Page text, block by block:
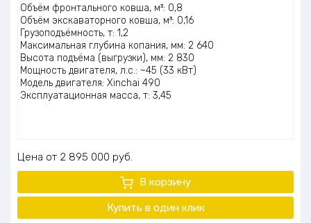
Оценка
5.00из 5
Объём фронтального ковша, м³: 0,8
Объём экскаваторного ковша, м³: 0,16
Грузоподъёмность, т: 1,2
Максимальная глубина копания, мм: 2 640
Высота подъёма (выгрузки), мм: 2 830
Мощность двигателя, л.с.: ~45 (33 кВт)
Модель двигателя: Xinchai 490
Эксплуатационная масса, т: 3,45
Цена 2 895 000 руб.
В корзину
Купить в один клик